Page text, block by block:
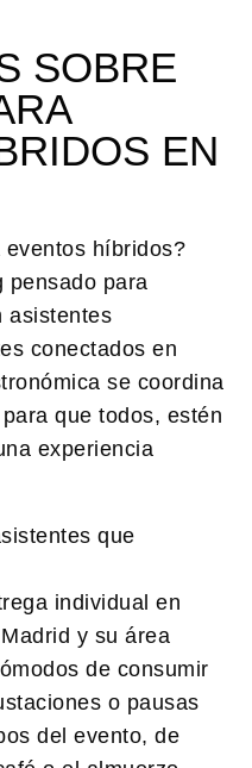
SOBRE
EN
híbridos?
pensado para
asistentes
conectados en
se coordina
que todos, estén
experiencia
que
individual en
y su área
de consumir
o pausas
del evento, de